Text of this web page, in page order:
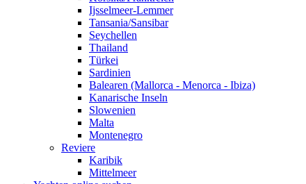
Ijsselmeer-Lemmer
Tansania/Sansibar
Seychellen
Thailand
Türkei
Sardinien
Balearen (Mallorca - Menorca - Ibiza)
Kanarische Inseln
Slowenien
Malta
Montenegro
Reviere
Karibik
Mittelmeer